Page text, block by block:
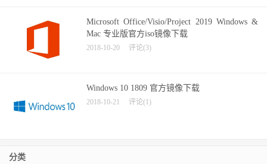
Microsoft Office/Visio/Project 2019 Windows &
Mac 专业版官方iso镜像下载
2018-10-20 评论(3)
Windows 10 1809 官方镜像下载
2018-10-21 评论(1)
分类